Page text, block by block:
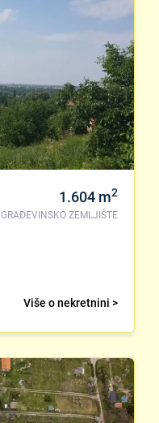
1.604 m2
GRAĐEVINSKO ZEMLJIŠTE
Više o nekretnini >